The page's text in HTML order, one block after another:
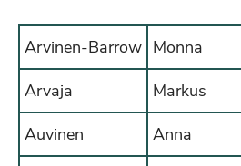
Arvinen-Barrow Monna
Arvaja
Markus
Auvinen
Anna